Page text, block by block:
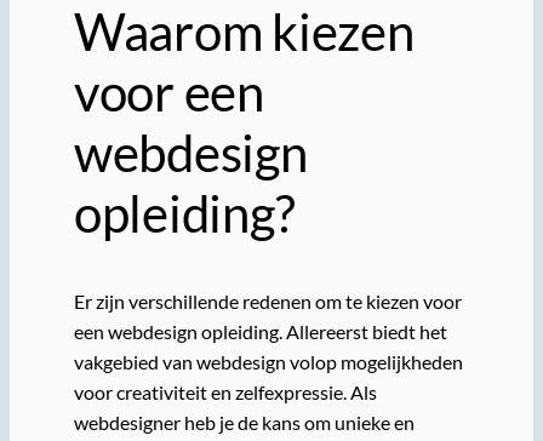
Waarom kiezen
voor een
webdesign
opleiding?
Er zijn verschillende redenen om te kiezen voor
een webdesign opleiding. Allereerst biedt het
vakgebied van webdesign volop mogelijkheden
voor creativiteit en zelfexpressie. Als
webdesigner heb je de kans om unieke en